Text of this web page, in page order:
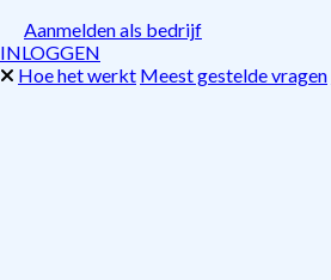
Aanmelden als bedrijf
INLOGGEN
Hoe het werkt Meest gestelde vragen